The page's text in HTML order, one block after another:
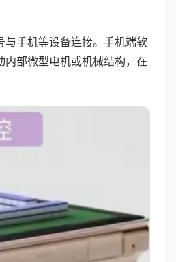
与手机等设备连接。手机端软
部微型电机或机械结构，在